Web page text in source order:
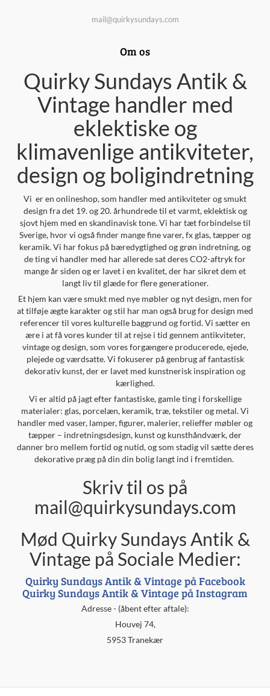
mail@quirkysundays.com
Om os
Quirky Sundays Antik &
Vintage handler med
eklektiske og
klimavenlige antikviteter,
design og boligindretning
Vi er en onlineshop, som handler med antikviteter og smukt
design fra det 19. og 20. århundrede til et varmt, eklektisk og
sjovt hjem med en skandinavisk tone. Vi har tæt forbindelse til
Sverige, hvor vi også finder mange fine varer, fx glas, tæpper og
keramik. Vi har fokus på bæredygtighed og grøn indretning, og
de ting vi handler med har allerede sat deres CO2-aftryk for
mange år siden og er lavet i en kvalitet, der har sikret dem et
langt liv til glæde for flere generationer.
Et hjem kan være smukt med nye møbler og nyt design, men for
at tilføje ægte karakter og stil har man også brug for design med
referencer til vores kulturelle baggrund og fortid. Vi sætter en
ære i at få vores kunder til at rejse i tid gennem antikviteter,
vintage og design, som vores forgængere producerede, ejede,
plejede og værdsatte. Vi fokuserer på genbrug af fantastisk
dekorativ kunst, der er lavet med kunstnerisk inspiration og
kærlighed.
Vi er altid på jagt efter fantastiske, gamle ting i forskellige
materialer: glas, porcelæn, keramik, træ, tekstiler og metal. Vi
handler med vaser, lamper, figurer, malerier, relieffer møbler og
tæpper – indretningsdesign, kunst og kunsthåndværk, der
danner bro mellem fortid og nutid, og som stadig vil sætte deres
dekorative præg på din din bolig langt ind i fremtiden.
Skriv til os på
mail@quirkysundays.com
Mød Quirky Sundays Antik &
Vintage på Sociale Medier:
Quirky Sundays Antik & Vintage på Facebook
Quirky Sundays Antik & Vintage på Instagram
Adresse - (åbent efter aftale):
Houvej 74,
5953 Tranekær